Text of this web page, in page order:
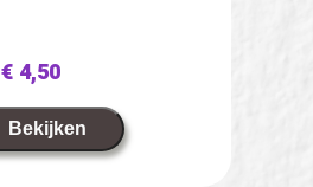
€ 4,50
Bekijken